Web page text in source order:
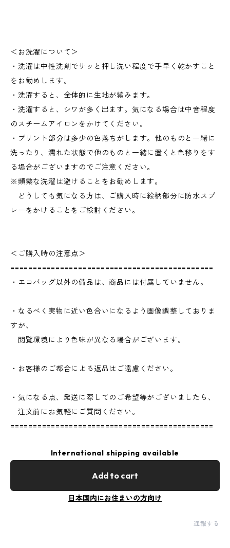
＜お洗濯について＞
・洗濯は中性洗剤でサッと押し洗い程度で手早く乾かすこと
をお勧めします。
・洗濯すると、全体的に生地が縮みます。
・洗濯すると、シワが多く出ます。気になる場合は中音程度
のスチームアイロンをかけてください。
・プリント部分は多少の色落ちがします。他のものと一緒に
洗ったり、濡れた状態で他のものと一緒に置くと色移りをす
る場合がございますのでご注意ください。
※頻繁な洗濯は避けることをお勧めします。
どうしても気になる方は、ご購入時に絵柄部分に防水スプ
レーをかけることをご検討ください。
＜ご購入時の注意点＞
=============================================
・エコバッグ以外の備品は、商品には付属していません。
・なるべく実物に近い色合いになるよう画像調整しておりま
すが、
閲覧環境により色味が異なる場合がございます。
・お客様のご都合による返品はご遠慮ください。
・気になる点、発送に際してのご希望等がございましたら、
注文前にお気軽にご質問ください。
=============================================
International shipping available
Add to cart
日本国内にお住まいの方向け
通報する